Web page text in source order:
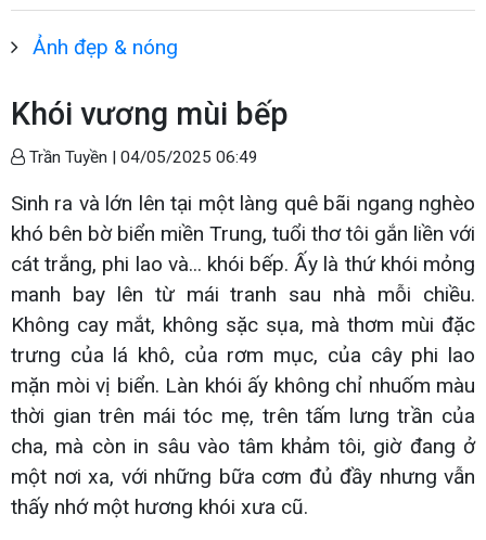
Ảnh đẹp & nóng
Khói vương mùi bếp
Trần Tuyền | 04/05/2025 06:49
Sinh ra và lớn lên tại một làng quê bãi ngang nghèo
khó bên bờ biển miền Trung, tuổi thơ tôi gắn liền với
cát trắng, phi lao và... khói bếp. Ấy là thứ khói mỏng
manh bay lên từ mái tranh sau nhà mỗi chiều.
Không cay mắt, không sặc sụa, mà thơm mùi đặc
trưng của lá khô, của rơm mục, của cây phi lao
mặn mòi vị biển. Làn khói ấy không chỉ nhuốm màu
thời gian trên mái tóc mẹ, trên tấm lưng trần của
cha, mà còn in sâu vào tâm khảm tôi, giờ đang ở
một nơi xa, với những bữa cơm đủ đầy nhưng vẫn
thấy nhớ một hương khói xưa cũ.